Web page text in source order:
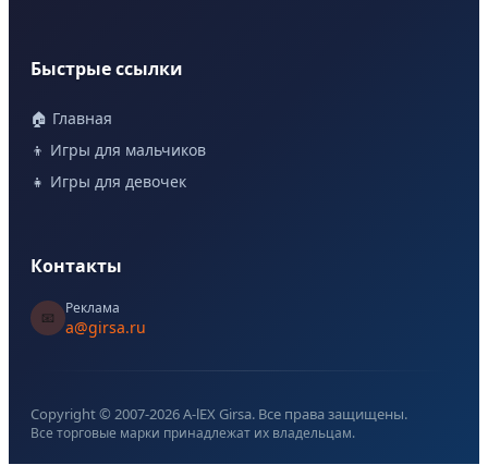
Быстрые ссылки
🏠 Главная
👦 Игры для мальчиков
👧 Игры для девочек
Контакты
📧
Реклама
a@girsa.ru
Copyright © 2007-2026A-lEX Girsa. Все права защищены.
Все торговые марки принадлежат их владельцам.